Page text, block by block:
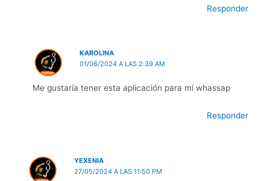
Responder
KAROLINA
01/06/2024 A LAS 2:39 AM
Me gustaría tener esta aplicación para mí whassap
Responder
YEXENIA
27/05/2024 A LAS 11:50 PM